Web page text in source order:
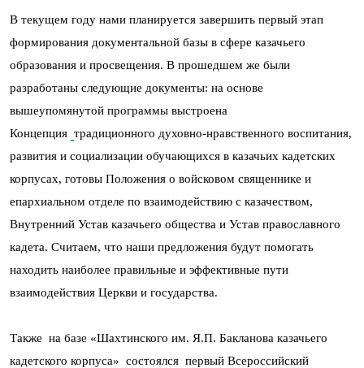
В текущем году нами планируется завершить первый этап
формирования документальной базы в сфере казачьего
образования и просвещения. В прошедшем же были
разработаны следующие документы: на основе
вышеупомянутой программы выстроена
Концепция традиционного духовно-нравственного воспитания,
развития и социализации обучающихся в казачьих кадетских
корпусах, готовы Положения о войсковом священнике и
епархиальном отделе по взаимодействию с казачеством,
Внутренний Устав казачьего общества и Устав православного
кадета. Считаем, что наши предложения будут помогать
находить наиболее правильные и эффективные пути
взаимодействия Церкви и государства.
Также на базе «Шахтинского им. Я.П. Бакланова казачьего
кадетского корпуса» состоялся первый Всероссийский